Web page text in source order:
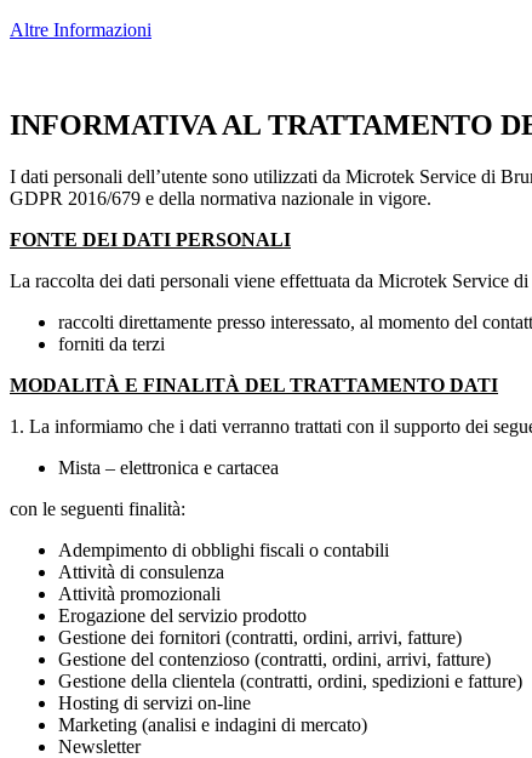
Altre Informazioni
INFORMATIVA AL TRATTAMENTO
I dati personali dell’utente sono utilizzati da Microtek Service di
GDPR 2016/679 e della normativa nazionale in vigore.
FONTE DEI DATI PERSONALI
La raccolta dei dati personali viene effettuata da Microtek Service
raccolti direttamente presso interessato, al momento del
forniti da terzi
MODALITÀ E FINALITÀ DEL TRATTAMENTO DATI
1. La informiamo che i dati verranno trattati con il supporto dei
Mista – elettronica e cartacea
con le seguenti finalità:
Adempimento di obblighi fiscali o contabili
Attività di consulenza
Attività promozionali
Erogazione del servizio prodotto
Gestione dei fornitori (contratti, ordini, arrivi, fatture)
Gestione del contenzioso (contratti, ordini, arrivi, fatture)
Gestione della clientela (contratti, ordini, spedizioni e fatture)
Hosting di servizi on-line
Marketing (analisi e indagini di mercato)
Newsletter